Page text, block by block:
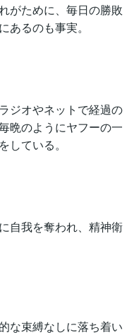
がために、毎日の勝敗
あるのも事実。
ジオやネットで経過の
晩のようにヤフーの一
している。
自我を奪われ、精神衛
な束縛なしに落ち着い